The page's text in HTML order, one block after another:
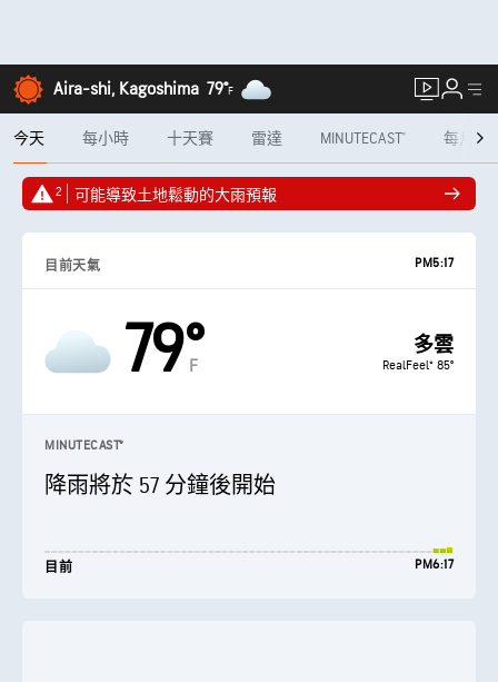
Aira-shi, Kagoshima 79°F
今天 每小時 十天賽 雷達 MINUTECAST® 每月
2 可能導致土地鬆動的大雨預報
目前天氣 PM5:17
79°
F
多雲
RealFeel® 85°
MINUTECAST®
降雨將於 57 分鐘後開始
目前 PM6:17